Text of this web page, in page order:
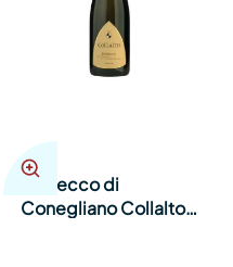
Prosecco di
Conegliano Collalto